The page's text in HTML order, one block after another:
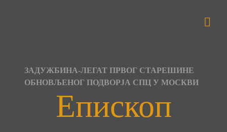
ЗАДУЖБИНА-ЛЕГАТ ПРВОГ СТАРЕШИНЕ
ОБНОВЉЕНОГ ПОДВОРЈА СПЦ У МОСКВИ
Епископ